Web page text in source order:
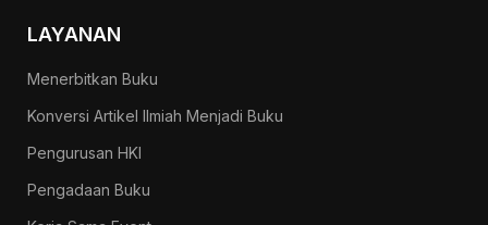
LAYANAN
Menerbitkan Buku
Konversi Artikel Ilmiah Menjadi Buku
Pengurusan HKI
Pengadaan Buku